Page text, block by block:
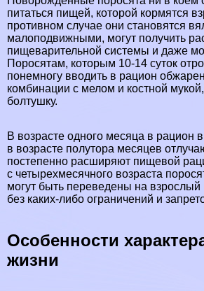
питаться пищей, которой кормятся
противном случае они становятся
малоподвижными, могут получить
пищеварительной системы и даже
Поросятам, которым 10-14 суток
понемногу вводить в рацион
комбинации с мелом и костной
болтушку.
В возрасте одного месяца в рацион
в возрасте полутора месяцев
постепенно расширяют пищевой
с четырехмecячного возраста
могут быть переведены на
без каких-либо ограничений и
Особенности
жизни